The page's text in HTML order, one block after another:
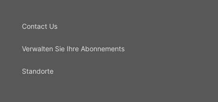
Contact Us
Verwalten Sie Ihre Abonnements
Standorte